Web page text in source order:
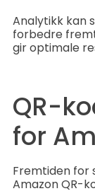
Analytikk kan
forbedre
gir optimale
QR-
for
Fremtiden for
Amazon QR-